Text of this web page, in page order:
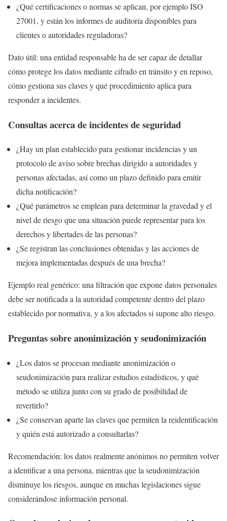
¿Qué certificaciones o normas se aplican, por ejemplo ISO
27001, y están los informes de auditoría disponibles para
clientes o autoridades reguladoras?
Dato útil: una entidad responsable ha de ser capaz de detallar
cómo protege los datos mediante cifrado en tránsito y en reposo,
cómo gestiona sus claves y qué procedimiento aplica para
responder a incidentes.
Consultas acerca de incidentes de seguridad
¿Hay un plan establecido para gestionar incidencias y un
protocolo de aviso sobre brechas dirigido a autoridades y
personas afectadas, así como un plazo definido para emitir
dicha notificación?
¿Qué parámetros se emplean para determinar la gravedad y el
nivel de riesgo que una situación puede representar para los
derechos y libertades de las personas?
¿Se registran las conclusiones obtenidas y las acciones de
mejora implementadas después de una brecha?
Ejemplo real genérico: una filtración que expone datos personales
debe ser notificada a la autoridad competente dentro del plazo
establecido por normativa, y a los afectados si supone alto riesgo.
Preguntas sobre anonimización y seudonimización
¿Los datos se procesan mediante anonimización o
seudonimización para realizar estudios estadísticos, y qué
método se utiliza junto con su grado de posibilidad de
revertirlo?
¿Se conservan aparte las claves que permiten la reidentificación
y quién está autorizado a consultarlas?
Recomendación: los datos realmente anónimos no permiten volver
a identificar a una persona, mientras que la seudonimización
disminuye los riesgos, aunque en muchas legislaciones sigue
considerándose información personal.